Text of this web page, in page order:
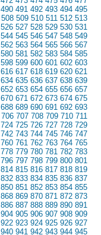
490 491 492 493 494 495
508 509 510 511 512 513
526 527 528 529 530 531
544 545 546 547 548 549
562 563 564 565 566 567
580 581 582 583 584 585
598 599 600 601 602 603
616 617 618 619 620 621
634 635 636 637 638 639
652 653 654 655 656 657
670 671 672 673 674 675
688 689 690 691 692 693
706 707 708 709 710 711
724 725 726 727 728 729
742 743 744 745 746 747
760 761 762 763 764 765
778 779 780 781 782 783
796 797 798 799 800 801
814 815 816 817 818 819
832 833 834 835 836 837
850 851 852 853 854 855
868 869 870 871 872 873
886 887 888 889 890 891
904 905 906 907 908 909
922 923 924 925 926 927
940 941 942 943 944 945